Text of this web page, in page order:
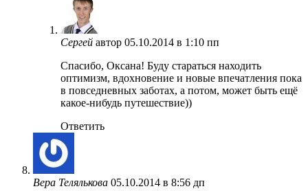
Сергей автор 05.10.2014 в 1:10 пп
Спасибо, Оксана! Буду стараться находить
оптимизм, вдохновение и новые впечатления пока
в повседневных заботах, а потом, может быть ещё
какое-нибудь путешествие))
Ответить
Вера Телялькова 05.10.2014 в 8:56 дп